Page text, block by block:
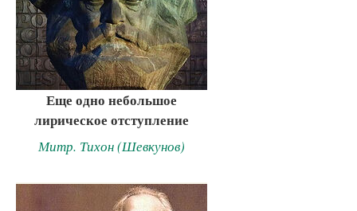
Еще одно небольшое
лирическое отступление
Митр. Тихон (Шевкунов)